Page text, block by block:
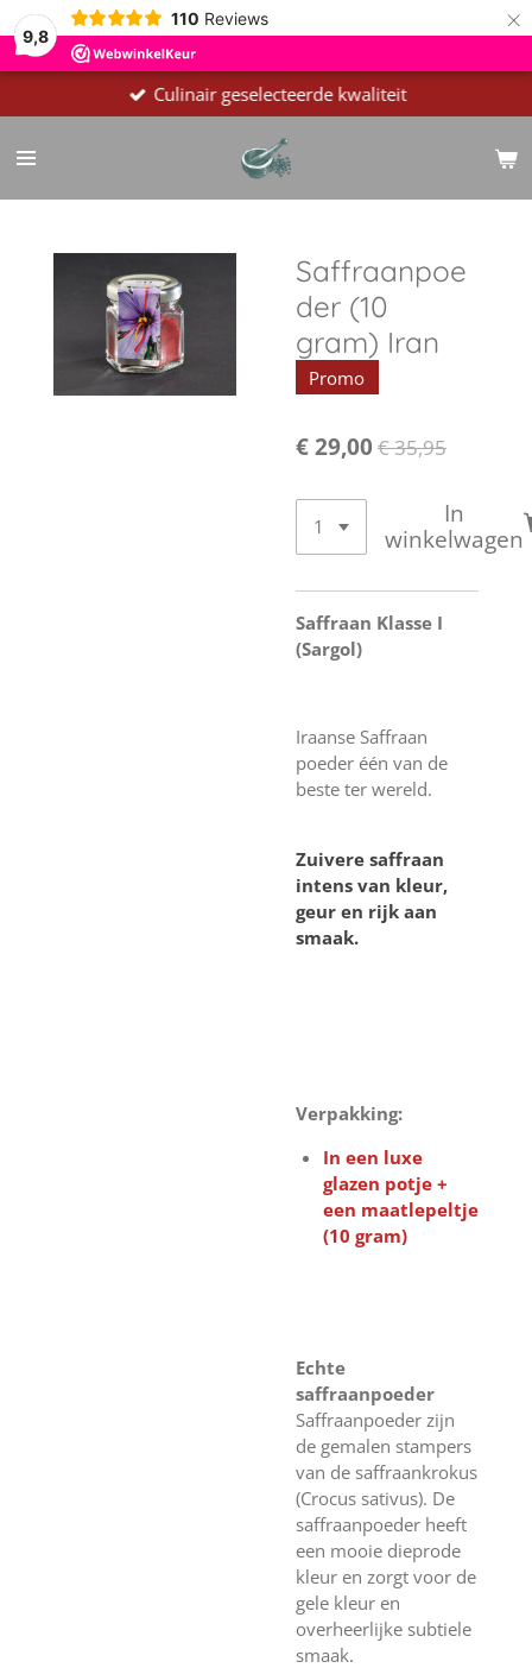
9,8
110 Reviews ×
Culinair geselecteerde kwaliteit
Saffraanpoe
der (10
gram) Iran
Promo
€ 29,00 € 35,95
In
winkelwagen
Saffraan Klasse I
(Sargol)
Iraanse Saffraan
poeder één van de
beste ter wereld.
Zuivere saffraan
intens van kleur,
geur en rijk aan
smaak.
Verpakking:
In een luxe
glazen potje +
een maatlepeltje
(10 gram)
Echte
saffraanpoeder
Saffraanpoeder zijn
de gemalen stampers
van de saffraankrokus
(Crocus sativus). De
saffraanpoeder heeft
een mooie dieprode
kleur en zorgt voor de
gele kleur en
overheerlijke subtiele
smaak.